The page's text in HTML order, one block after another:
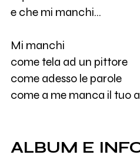
e che mi manchi...
Mi manchi
come tela ad un pittore
come adesso le parole
come a me manca il tuo
ALBUM E